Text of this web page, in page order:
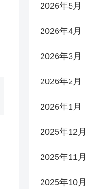
2026年5月
2026年4月
2026年3月
2026年2月
2026年1月
2025年12月
2025年11月
2025年10月